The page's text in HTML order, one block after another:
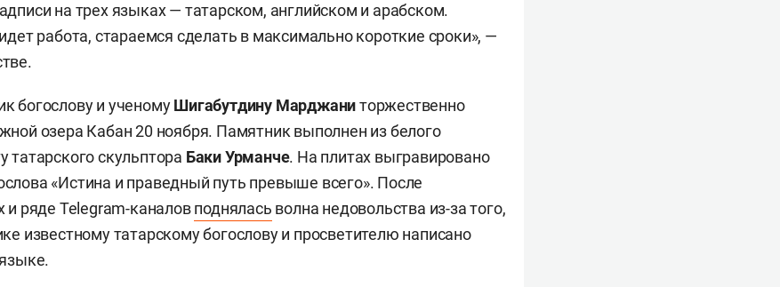
на трех языках — татарском, английском и арабском.
работа, стараемся сделать в максимально короткие сроки», —
богослову и ученомуШигабутдину Марджаниторжественно
озера Кабан 20 ноября. Памятник выполнен из белого
татарского скульптора Баки Урманче. На плитах выгравировано
«Истина и праведный путь превыше всего». После
и ряде Telegram-каналовподнялась волна недовольства из-за того,
известному татарскому богослову и просветителю написано